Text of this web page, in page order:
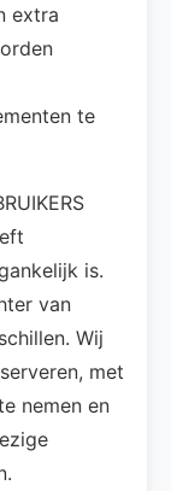
extra
te
is.
van
Wij
met
nemen en